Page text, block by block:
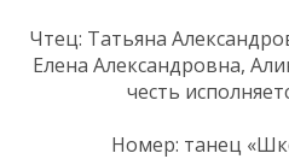
Чтец: Татьяна
Елена Александровна,
честь
Номер: танец